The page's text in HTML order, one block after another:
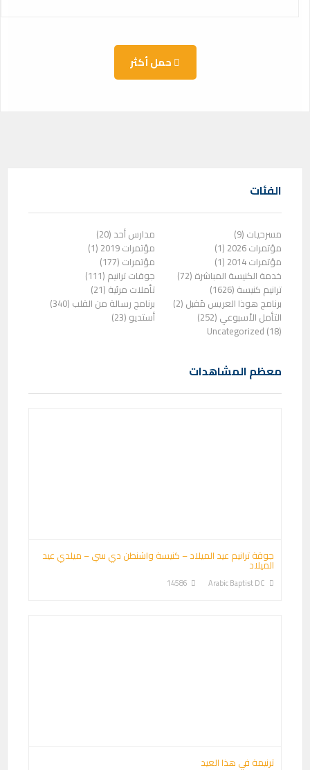
حمل أكثر
الفئات
مسرحيات (9)
مدارس أحد (20)
مؤتمرات 2026 (1)
مؤتمرات 2019 (1)
مؤتمرات 2014 (1)
مؤتمرات (177)
خدمة الكنيسة المباشرة (72)
جوقات ترانيم (111)
ترانيم كنيسة (1626)
تأملات مرئية (21)
برنامج هوذا العريس مًقبل (2)
برنامج رسالة من القلب (340)
التأمل الأسبوعي (252)
أستديو (23)
Uncategorized (18)
معظم المشاهدات
جوقة ترانيم عيد الميلاد – كنيسة واشنطن دي سي – ميلدي عيد
الميلاد
Arabic Baptist DC
14586
ترنيمة في هذا العيد